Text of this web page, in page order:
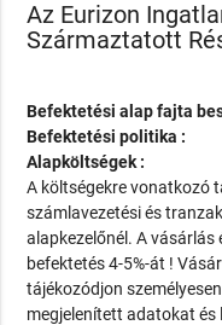
Az Eurizon
Származtatott
Befektetési alap fajta
Befektetési politika :
Alapköltségek :
A költségekre vonatkozó
számlavezetési és
alapkezelőnél. A vásárlás
befektetés 4-5%-át !
tájékozódjon
megjelenített adatokat